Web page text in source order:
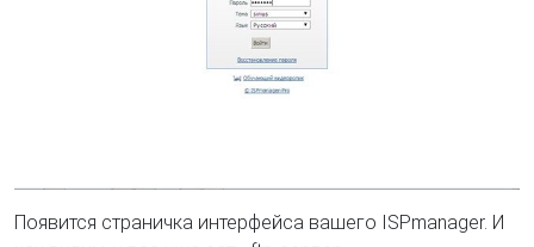
Появится страничка интерфейса вашего ISPmanager. И